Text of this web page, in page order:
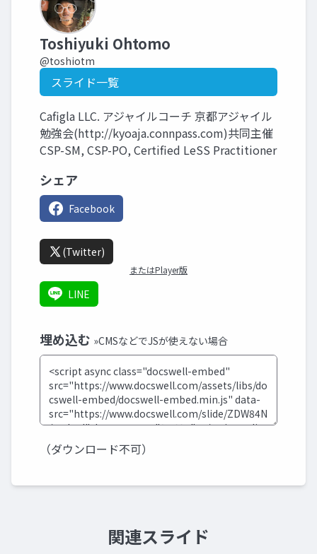
Toshiyuki Ohtomo
@toshiotm
スライド一覧
Cafigla LLC. アジャイルコーチ 京都アジャイル
勉強会(http://kyoaja.connpass.com)共同主催
CSP-SM, CSP-PO, Certified LeSS Practitioner
シェア
Facebook
(Twitter)
またはPlayer版
LINE
埋め込む »CMSなどでJSが使えない場合
（ダウンロード不可）
関連スライド